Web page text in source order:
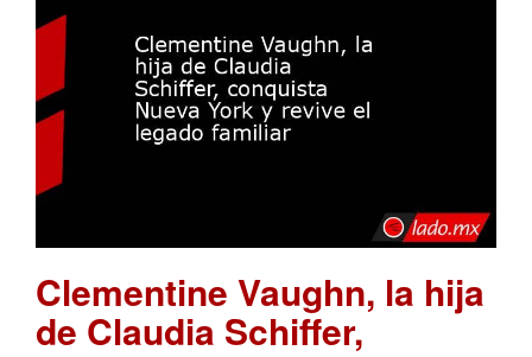
Clementine Vaughn, la hija
de Claudia Schiffer,